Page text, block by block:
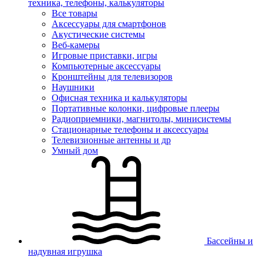
техника, телефоны, калькуляторы
Все товары
Аксессуары для смартфонов
Акустические системы
Веб-камеры
Игровые приставки, игры
Компьютерные аксессуары
Кронштейны для телевизоров
Наушники
Офисная техника и калькуляторы
Портативные колонки, цифровые плееры
Радиоприемники, магнитолы, минисистемы
Стационарные телефоны и аксессуары
Телевизионные антенны и др
Умный дом
Бассейны и
надувная игрушка